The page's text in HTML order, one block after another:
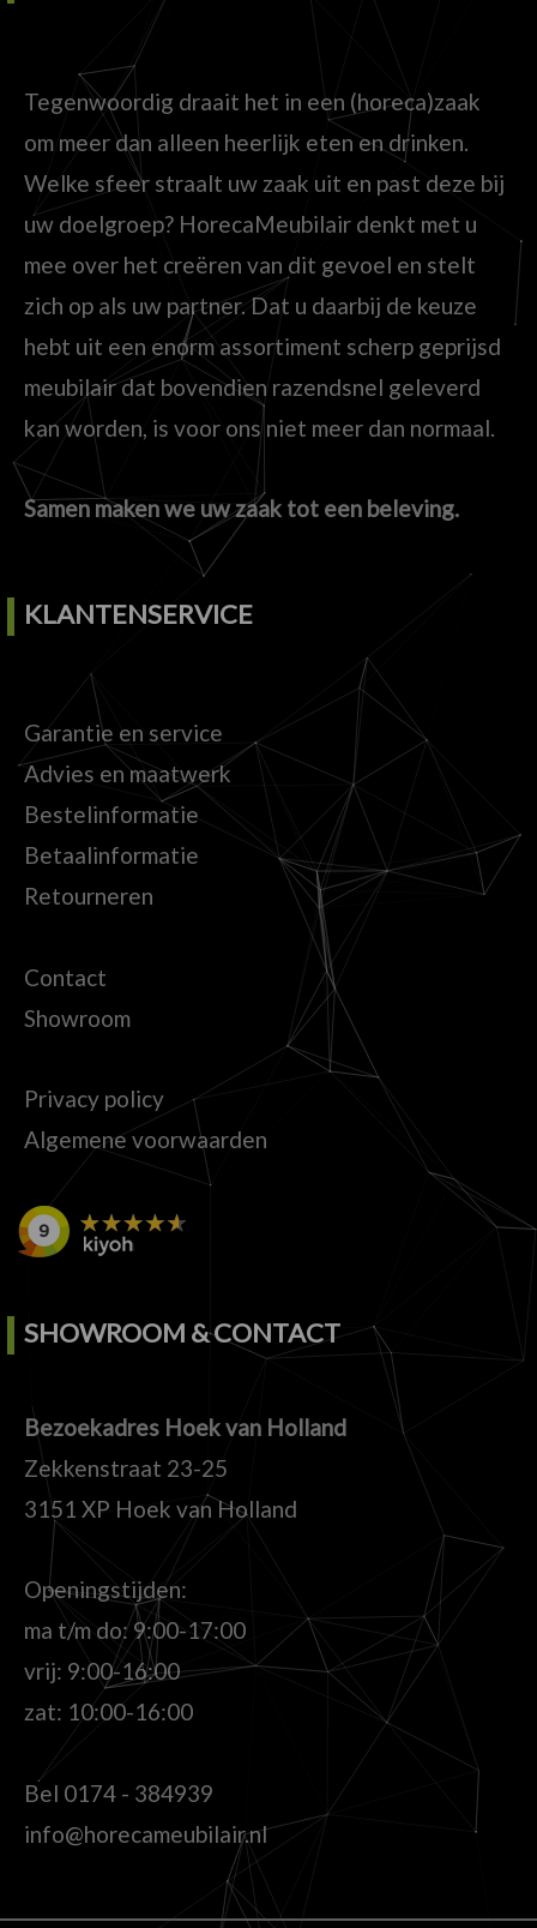
Tegenwoordig draait het in een (horeca)zaak
om meer dan alleen heerlijk eten en drinken.
Welke sfeer straalt uw zaak uit en past deze bij
uw doelgroep? HorecaMeubilair denkt met u
mee over het creëren van dit gevoel en stelt
zich op als uw partner. Dat u daarbij de keuze
hebt uit een enorm assortiment scherp geprijsd
meubilair dat bovendien razendsnel geleverd
kan worden, is voor ons niet meer dan normaal.
Samen maken we uw zaak tot een beleving.
KLANTENSERVICE
Garantie en service
Advies en maatwerk
Bestelinformatie
Betaalinformatie
Retourneren
Contact
Showroom
Privacy policy
Algemene voorwaarden
SHOWROOM & CONTACT
Bezoekadres Hoek van Holland
Zekkenstraat 23-25
3151 XP Hoek van Holland
Openingstijden:
ma t/m do: 9:00-17:00
vrij: 9:00-16:00
zat: 10:00-16:00
Bel 0174 - 384939
info@horecameubilair.nl